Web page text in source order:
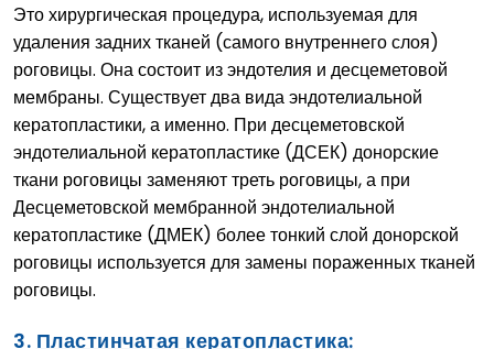
Это хирургическая процедура, используемая для
удаления задних тканей (самого внутреннего слоя)
роговицы. Она состоит из эндотелия и десцеметовой
мембраны. Существует два вида эндотелиальной
кератопластики, а именно. При десцеметовской
эндотелиальной кератопластике (ДСЕК) донорские
ткани роговицы заменяют треть роговицы, а при
Десцеметовской мембранной эндотелиальной
кератопластике (ДМЕК) более тонкий слой донорской
роговицы используется для замены пораженных тканей
роговицы.
3. Пластинчатая кератопластика: